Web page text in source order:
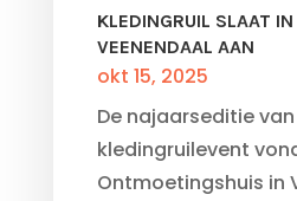
KLEDINGRUIL SLAAT IN
VEENENDAAL AAN
okt 15, 2025
De najaarseditie
kledingruilevent
Ontmoetingshuis in